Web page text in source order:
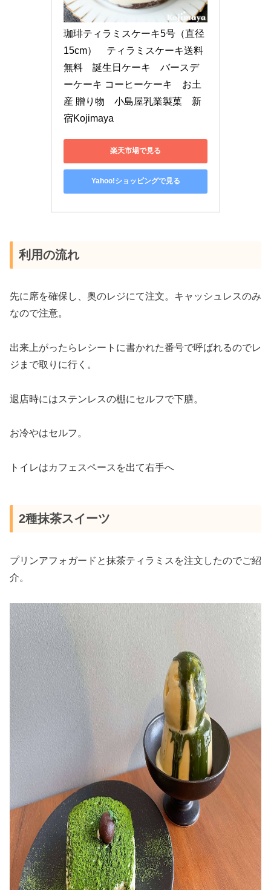
珈琲ティラミスケーキ5号（直径
15cm）　ティラミスケーキ送料
無料　誕生日ケーキ　バースデ
ーケーキ コーヒーケーキ　お土
産 贈り物　小島屋乳業製菓　新
宿Kojimaya
楽天市場で見る
Yahoo!ショッピングで見る
利用の流れ
先に席を確保し、奥のレジにて注文。キャッシュレスのみ
なので注意。
出来上がったらレシートに書かれた番号で呼ばれるのでレ
ジまで取りに行く。
退店時にはステンレスの棚にセルフで下膳。
お冷やはセルフ。
トイレはカフェスペースを出て右手へ
2種抹茶スイーツ
プリンアフォガードと抹茶ティラミスを注文したのでご紹
介。